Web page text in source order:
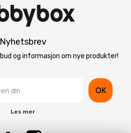
Nyhetsbrev
og informasjon om nye produkter!
OK
Les mer